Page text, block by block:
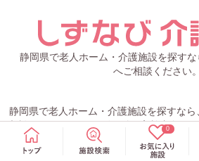
0
静岡県で老人ホーム・介護施設を探す
へご相談ください。
静岡県で老人ホーム・介護施設を探すな
相談ください。 サービス付き高齢者向け
ームなどの検索をはじめ、介護付有料老
など、静岡県の介護施設が検索できます